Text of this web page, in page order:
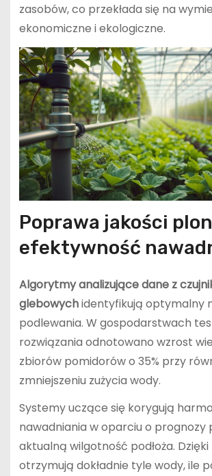
zasobów, co przekłada się na
ekonomiczne i ekologiczne.
Poprawa jakości
efektywność
Algorytmy analizujące dane z
glebowychidentyfikują optymalny
podlewania. W gospodarstwach
rozwiązania odnotowano wzrost
zbiorów pomidorów o 35% przy
zmniejszeniu zużycia wody.
Systemy uczące się korygują
nawadniania w oparciu o prognozy
aktualną wilgotność podłoża.
otrzymują dokładnie tyle wody, ile